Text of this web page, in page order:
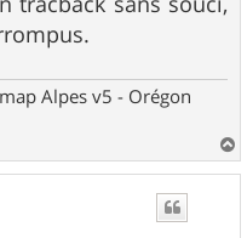
Alpes v5 - Orégon
a